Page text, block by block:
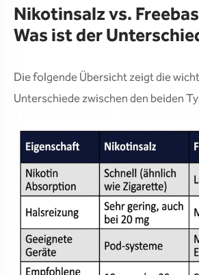
Nikotinsalz vs.
Was ist der
Die folgende Übersicht zeigt die
Unterschiede zwischen den beiden